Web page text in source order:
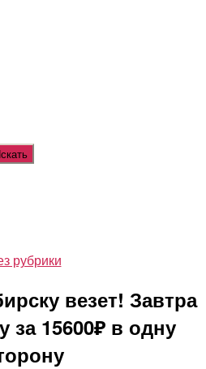
Рубрики
рубрики
везет! Завтра
за 15600₽ в одну